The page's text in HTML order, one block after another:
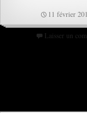
11 février
Laisser un